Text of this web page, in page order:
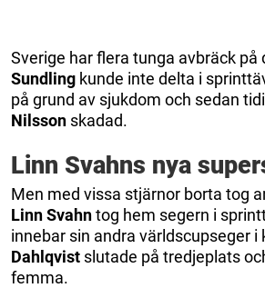
Sverige har flera tunga avbräck på
Sundling kunde inte delta i
på grund av sjukdom och sedan
Nilsson skadad.
Linn Svahns nya
Men med vissa stjärnor borta tog
LinnSvahntog hem segern i
innebar sin andra världscupseger i
Dahlqvist slutade på tredjeplats
femma.